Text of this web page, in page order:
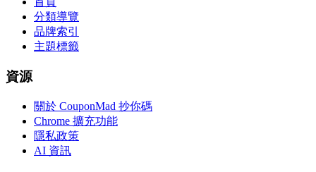
分類導覽
品牌索引
主題標籤
資源
關於 CouponMad 抄你碼
Chrome 擴充功能
隱私政策
AI 資訊